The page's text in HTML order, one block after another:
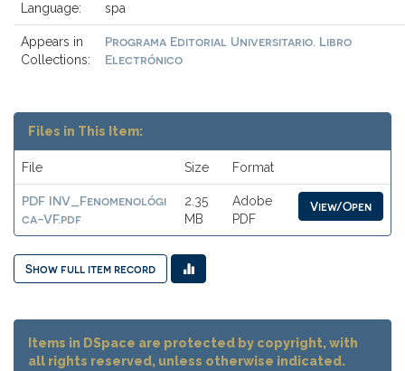
Language: spa
Appears in
Collections:
Programa Editorial Universitario. Libro
Electrónico
Files in This Item:
File Size Format
PDF INV_Fenomenológi
ca-VF.pdf
2.35
MB
Adobe
PDF
View/Open
Show full item record
Items in DSpace are protected by copyright, with
all rights reserved, unless otherwise indicated.